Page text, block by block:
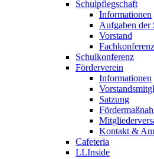
Schulpflegschaft
Informationen
Aufgaben der
Vorstand
Schulkonferenz
Förderverein
Informationen
Satzung
Kontakt &
Cafeteria
LLInside